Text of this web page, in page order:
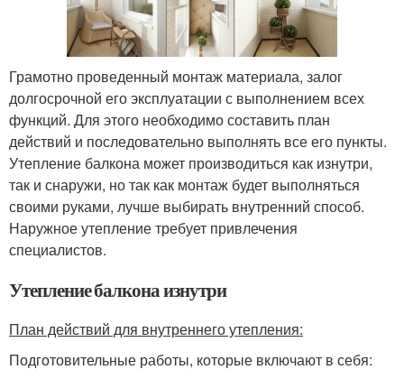
Грамотно проведенный монтаж материала, залог
долгосрочной его эксплуатации с выполнением всех
функций. Для этого необходимо составить план
действий и последовательно выполнять все его пункты.
Утепление балкона может производиться как изнутри,
так и снаружи, но так как монтаж будет выполняться
своими руками, лучше выбирать внутренний способ.
Наружное утепление требует привлечения
специалистов.
Утепление балкона изнутри
План действий для внутреннего утепления:
Подготовительные работы, которые включают в себя: